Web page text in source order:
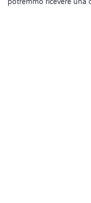
potremmo ricevere una